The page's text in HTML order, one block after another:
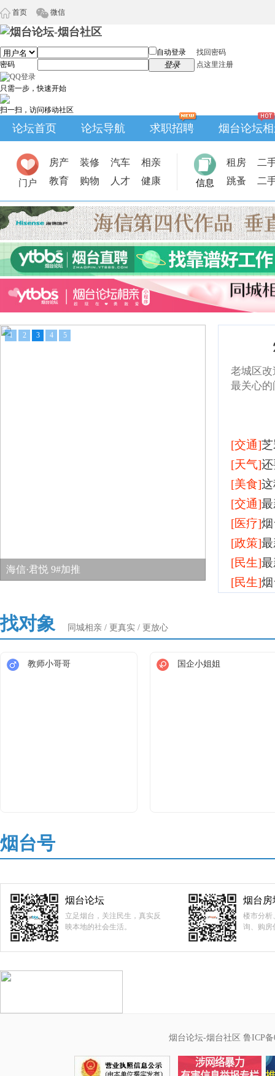
首页 微信
自动登录
找回密码
密码
登录 点这里注册
只需一步，快速开始
扫一扫，访问移动社区
论坛首页 论坛导航 求职招聘 烟台论坛
门户
房产 装修 汽车
相亲
教育
购物 人才 健康 信息
租房
二
跳蚤
二
海信·君悦 9#加推
1 2 3 4 5
老城区
最关心
[交通]
[天气]
[美食]
[交通]
[医疗]
[政策]
[民生]
[民生]
找对象 同城相亲 / 更真实 / 更放心
教师小哥哥 国企小姐姐
烟台号
烟台论坛
立足烟台，关注民生，真实反
映本地的社会生活。
烟台房
楼市分析
询、购房
烟台论坛-烟台社区 鲁ICP备